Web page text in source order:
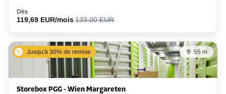
Dès
119,69 EUR/mois133,00 EUR
Jusqu'à 30% de remise 55 m
Storebox PGG - Wien Margareten